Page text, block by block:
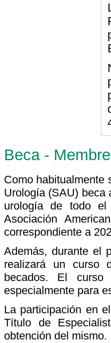
Beca -
Como habitualmente
Urología (SAU) beca
urología de todo
Asociación
correspondiente a
Además, durante el
realizará un curso
becados. El curso
especialmente para
La participación en
Título de
obtención del mismo.